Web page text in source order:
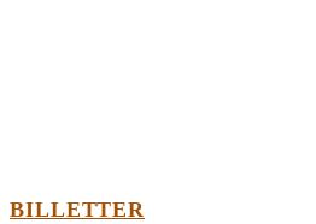
BILLETTER